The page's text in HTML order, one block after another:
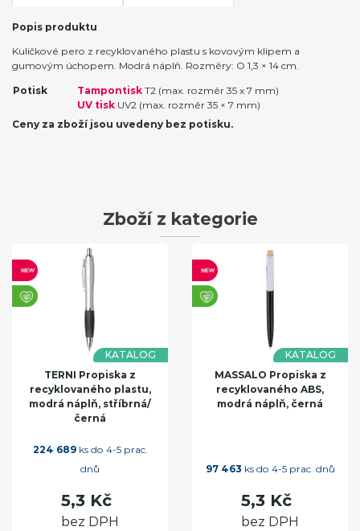
Popis produktu
Kuličkové pero z recyklovaného plastu s kovovým klipem a
gumovým úchopem. Modrá náplň. Rozměry: O 1,3 × 14 cm.
Potisk Tampontisk T2 (max. rozměr 35 x 7 mm)
UV tisk UV2 (max. rozměr 35 × 7 mm)
Ceny za zboží jsou uvedeny bez potisku.
Zboží z kategorie
KATALOG
TERNI Propiska z
recyklovaného plastu,
modrá náplň, stříbrná/
černá
224 689ks do 4-5 prac.
dnů
5,3 Kč
bez DPH
KATALOG
MASSALO Propiska z
recyklovaného ABS,
modrá náplň, černá
97 463 ks do 4-5 prac. dnů
5,3 Kč
bez DPH